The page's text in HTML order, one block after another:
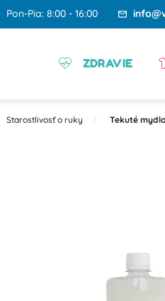
Pon-Pia: 8:00 - 16:00
ZDRAVIE
Starostlivosť o ruky Tekuté mydlo